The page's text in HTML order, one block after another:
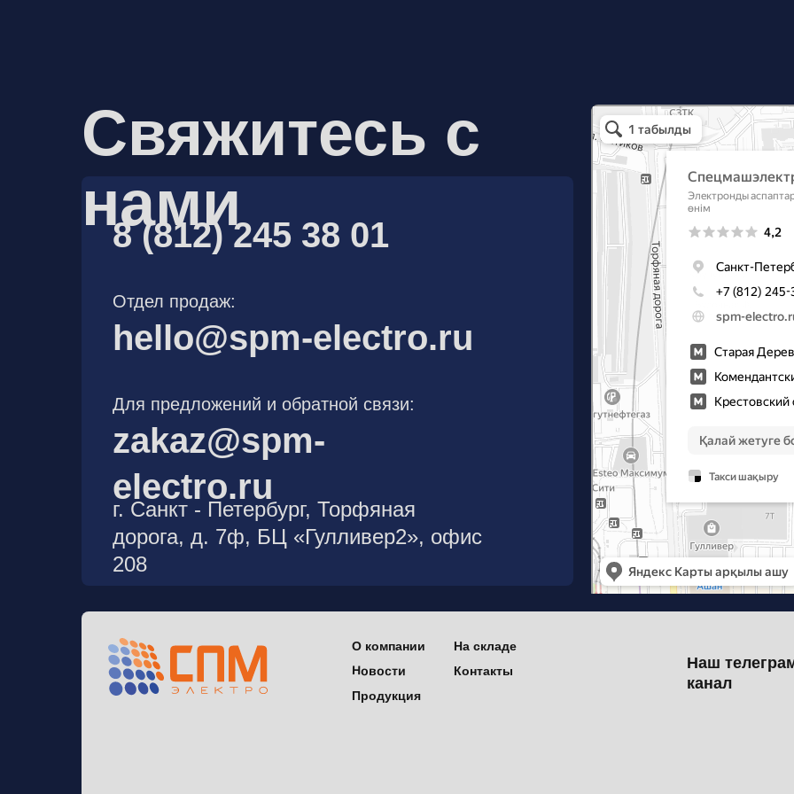
Свяжитесь с
нами
г. Санкт - Петербург, Торфяная
дорога, д. 7ф, БЦ «Гулливер2», офис
208
Отдел продаж:
hello@spm-electro.ru
Для предложений и обратной связи:
zakaz@spm-
electro.ru
8 (812) 245 38 01
Спецмашэлектро
Электронные приборы и компоненты в
О компании
Новости
Продукция
На складе
Контакты
Наш
канал